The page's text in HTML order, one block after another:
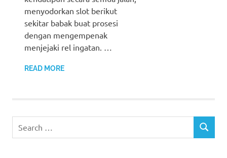
menyodorkan slot berikut
sekitar babak buat prosesi
dengan mengempenak
menjejaki rel ingatan. …
READ MORE
for:
SEARCH